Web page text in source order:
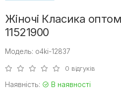
Жіночі Класика
11521900
Модель: o4ki-12837
0 відгуків
Наявність: В наявності